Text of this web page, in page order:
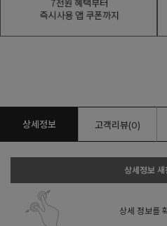
상세정보 고객리뷰(0)
상세정보 새
상세 정보를